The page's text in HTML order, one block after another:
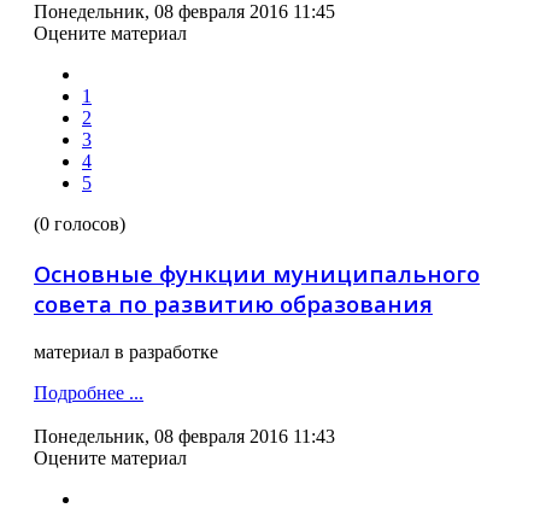
Понедельник, 08 февраля 2016 11:45
Оцените материал
1
2
3
4
5
(0 голосов)
Основные функции муниципального
совета по развитию образования
материал в разработке
Подробнее ...
Понедельник, 08 февраля 2016 11:43
Оцените материал